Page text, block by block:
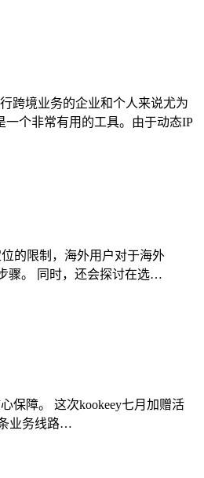
跨境业务的企业和个人来说尤为
个非常有用的工具。由于动态IP
的限制，海外用户对于海外
骤。 同时，还会探讨在选…
保障。 这次kookeey七月加赠活
业务线路…